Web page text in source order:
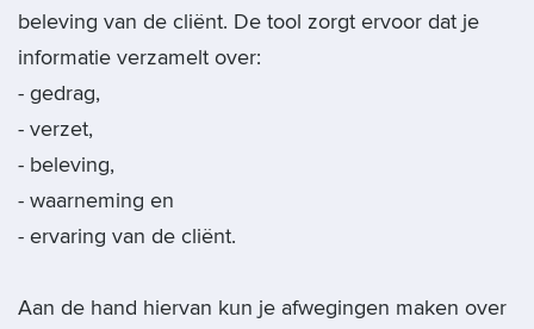
beleving van de cliënt. De tool zorgt ervoor dat je
informatie verzamelt over:
- gedrag,
- verzet,
- beleving,
- waarneming en
- ervaring van de cliënt.
Aan de hand hiervan kun je afwegingen maken over